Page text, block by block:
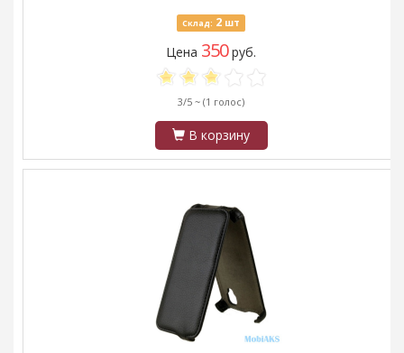
Склад: 2 шт
Цена 350руб.
3/5 ~ (1 голос)
В корзину